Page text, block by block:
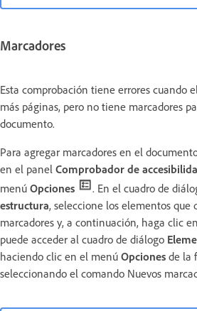
Marcadores
Esta comprobación tiene errores cuando
más páginas, pero no tiene marcadores
documento.
Para agregar marcadores en el
en el panel Comprobador de
menú Opciones . En el cuadro de
estructura, seleccione los elementos que
marcadores y, a continuación, haga clic en
puede acceder al cuadro de diálogo
haciendo clic en el menú Opciones de la
seleccionando el comando Nuevos